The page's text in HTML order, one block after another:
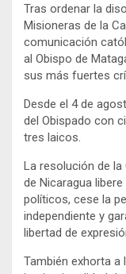
Tras ordenar la
Misioneras de la
comunicación
al Obispo de
sus más fuertes
Desde el 4 de
del Obispado con
tres laicos.
La resolución de la
de Nicaragua
políticos, cese la
independiente y
libertad de
También exhorta a